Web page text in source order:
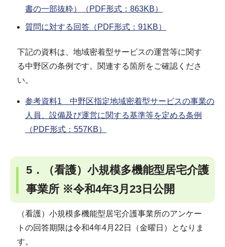
書の一部抜粋）（PDF形式：863KB）
質問に対する回答（PDF形式：91KB）
下記の資料は、地域密着型サービスの運営等に関す
る中野区の条例です。関連する箇所をご確認くださ
い。
参考資料1 中野区指定地域密着型サービスの事業の
人員、設備及び運営に関する基準等を定める条例
（PDF形式：557KB）
5．（看護）小規模多機能型居宅介護
事業所 ※令和4年3月23日公開
（看護）小規模多機能型居宅介護事業所のアンケー
トの回答期限は令和4年4月22日（金曜日）となりま
す。